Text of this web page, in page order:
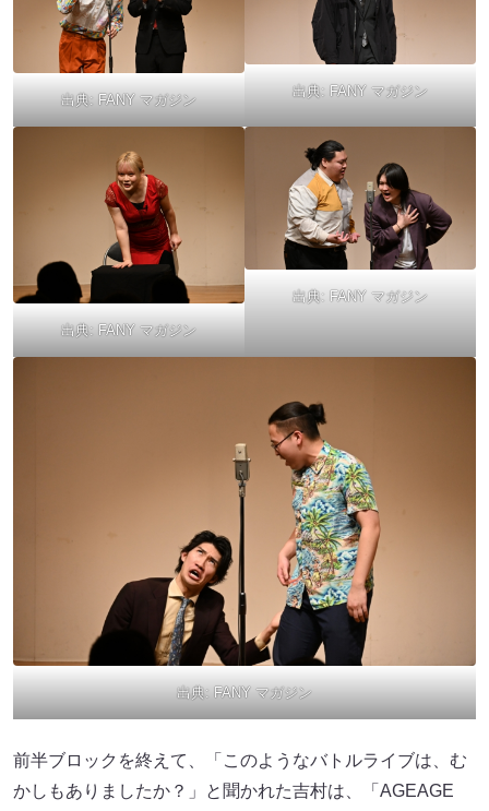
出典: FANY マガジン
出典: FANY マガジン
出典: FANY マガジン
出典: FANY マガジン
出典: FANY マガジン
前半ブロックを終えて、「このようなバトルライブは、む
かしもありましたか？」と聞かれた吉村は、「AGEAGE